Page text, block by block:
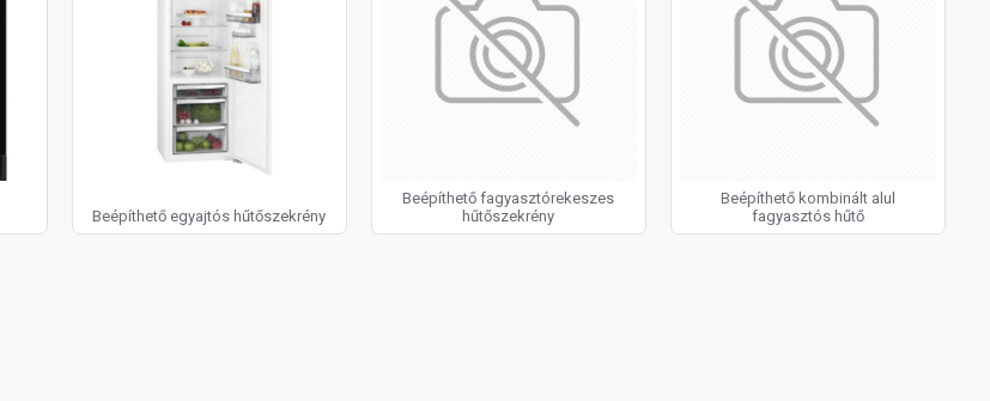
Beépíthető egyajtós hűtőszekrény
Beépíthető fagyasztórekeszes
hűtőszekrény
Beépíthető kombinált alul
fagyasztós hűtő